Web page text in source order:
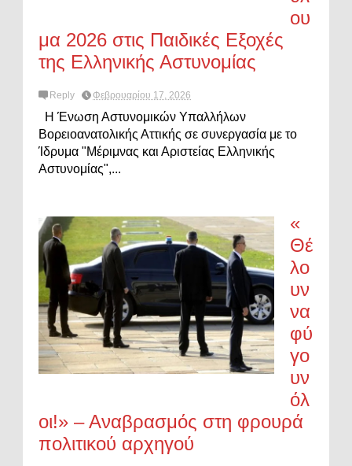
ου
μα 2026 στις Παιδικές Εξοχές
της Ελληνικής Αστυνομίας
Reply Φεβρουαρίου 17, 2026
Η Ένωση Αστυνομικών Υπαλλήλων
Βορειοανατολικής Αττικής σε συνεργασία με το
Ίδρυμα "Μέριμνας και Αριστείας Ελληνικής
Αστυνομίας",...
«
Θέ
λο
υν
να
φύ
γο
υν
όλ
οι!» – Αναβρασμός στη φρουρά
πολιτικού αρχηγού